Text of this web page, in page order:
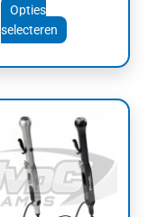
Opties
selecteren
product
heeft
meerdere
variaties.
Deze